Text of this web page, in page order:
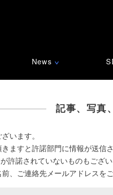
News ∨
記事、写真
います。
ますと許諾部門に情報が送信
許諾されていないものもござ
、ご連絡先メールアドレスを